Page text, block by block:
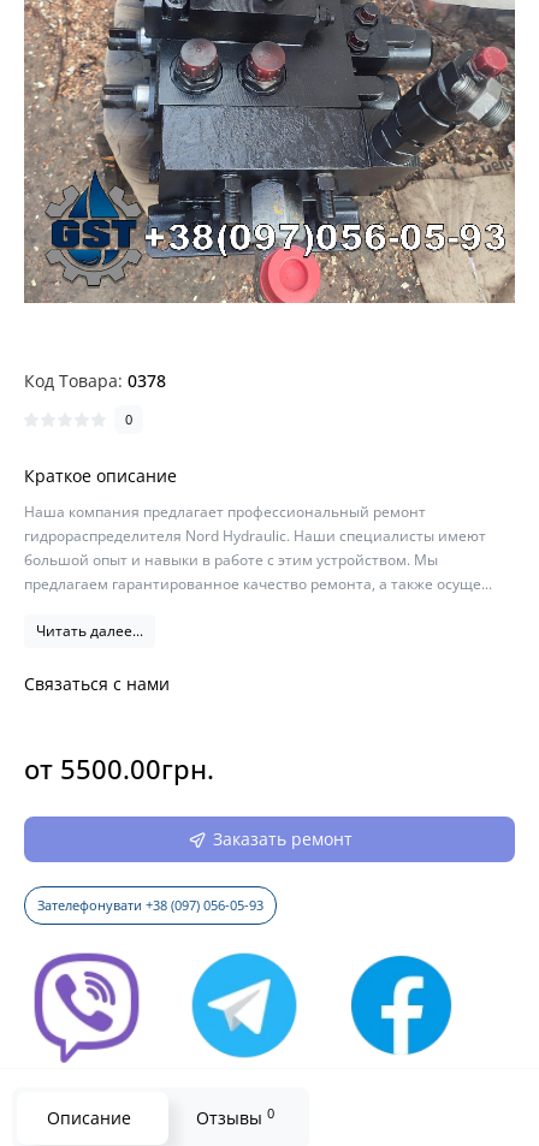
Код Товара: 0378
0
Краткое описание
Наша компания предлагает профессиональный ремонт
гидрораспределителя Nord Hydraulic. Наши специалисты имеют
большой опыт и навыки в работе с этим устройством. Мы
предлагаем гарантированное качество ремонта, а также осуще...
Читать далее...
Связаться с нами
от 5500.00грн.
Заказать ремонт
Зателефонувати +38 (097) 056-05-93
Описание Отзывы 0